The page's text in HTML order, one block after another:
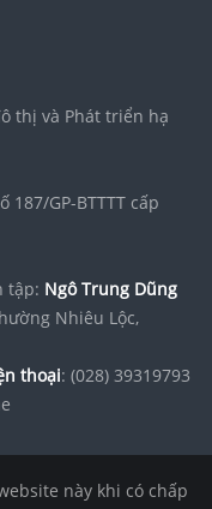
thị và Phát triển hạ
GP-BTTTT cấp
tập: Ngô Trung Dũng
Nhiêu Lộc,
thoại: (028) 39319793
này khi có chấp